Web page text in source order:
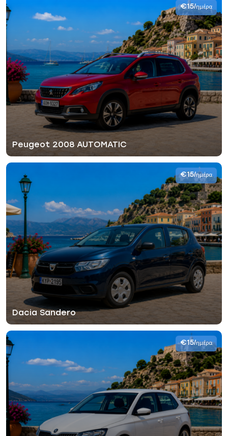
Peugeot 2008 AUTOMATIC
€15/ημέρα
Dacia Sandero
€15/ημέρα
€15/ημέρα